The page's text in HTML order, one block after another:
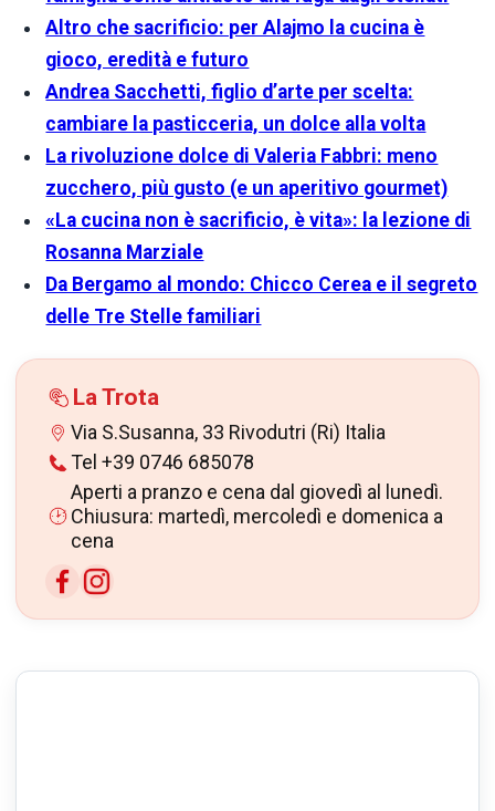
Altro che sacrificio: per Alajmo la cucina è
gioco, eredità e futuro
Andrea Sacchetti, figlio d’arte per scelta:
cambiare la pasticceria, un dolce alla volta
La rivoluzione dolce di Valeria Fabbri: meno
zucchero, più gusto (e un aperitivo gourmet)
«La cucina non è sacrificio, è vita»: la lezione di
Rosanna Marziale
Da Bergamo al mondo: Chicco Cerea e il segreto
delle Tre Stelle familiari
La Trota
Via S.Susanna, 33 Rivodutri (Ri) Italia
Tel +39 0746 685078
Aperti a pranzo e cena dal giovedì al lunedì.
Chiusura: martedì, mercoledì e domenica a
cena